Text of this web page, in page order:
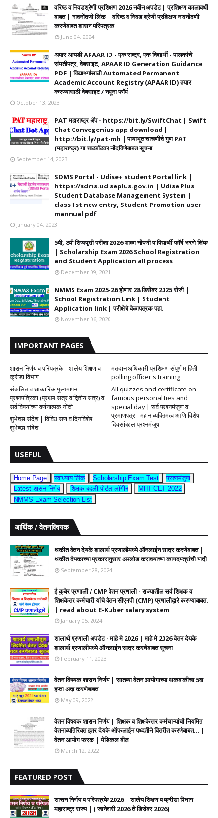
वरिष्ठ व निवडश्रेणी प्रशिक्षण 2026 नवीन अपडेट | प्रशिक्षण कालावधी‌
बाबत | नावनोंदणी लिंक | वरिष्ठ व निवड श्रेणी प्रशिक्षण नावनोंदणी
करणेबाबत शासन परिपत्रक
June 04, 2024
अपार आयडी APAAR ID - एक राष्ट्र, एक विद्यार्थी - पालकांचे
संमतीपत्र, वेबसाइट, APAAR ID Generation Guidance
PDF | विद्यार्थ्यासाठी Automated Permanent
Academic Account Registry (APAAR ID) तयार
करण्यासाठी वेबसाइट / नमूना फॉर्म
October 13, 2023
PAT महाराष्ट्र ॲप - https://bit.ly/SwiftChat | Swift
Chat Convegenius app download |
http://bit.ly/pat-mh | पायाभूत चाचणीचे गुण PAT
(महाराष्ट्र) या चाटबॉटवर नोंदविणेबाबत सूचना
September 14, 2023
SDMS Portal - Udise+ student Portal link |
https://sdms.udiseplus.gov.in | Udise Plus
Student Database Management System |
class 1st new entry, Student Promotion user
mannual pdf
January 04, 2023
5वी, 8वी शिष्यवृत्ती परीक्षा 2026 शाळा नोंदणी व विद्यार्थी फॉर्म भरणे लिंक
| Scholarship Exam 2026 School Registration
and Student Application all process
December 09, 2021
NMMS Exam 2025-26 होणार 28 डिसेंबर 2025 रोजी |
School Registration Link | Student
Application link | परीक्षेचे वेळापत्रक पहा.
November 06, 2020
IMPORTANT PAGES
शासन निर्णय व परिपत्रके - शालेय शिक्षण व
क्रीडा विभाग
मतदान अधिकारी प्रशिक्षण संपूर्ण माहिती |
polling officer's training
संकलित व आकारिक मूल्यमापन
प्रश्नपत्रिका (प्रथम सत्र व द्वितीय सत्र) व
सर्व विषयांच्या वर्णनात्मक नोंदी
All quizzes and certificate on
famous personalities and
special day | सर्व प्रश्नमंजुषा व
प्रमाणपत्र - महान व्यक्तिमत्व आणि विशेष
दिवसांबद्दल प्रश्नमंजुषा
शुभेच्छा संदेश | विविध सण व दिनविशेष
शुभेच्छा संदेश
USEFUL
Home Page स्वाध्याय लिंक Scholarship Exam Test
प्रश्नमंजुषा
Latest शासन निर्णय
शिक्षक बदली पोर्टल लॉगीन
MHT-CET 2022
NMMS Exam Selection List
आर्थिक / वेतनविषयक
थकीत वेतन देयके शालार्थ प्रणालीमध्ये ऑनलाईन सादर करणेबाबत |
थकीत देयकाच्या प्रकारानुसार अपलोड करावयाच्या कागदपत्रांची यादी
September 28, 2024
ई कुबेर प्रणाली / CMP वेतन प्रणाली - राज्यातील सर्व शिक्षक व
शिक्षकेतर कर्मचारी यांचे वेतन सीएमपी (CMP) प्रणालीद्वारे करण्याबाबत.
| read about E-Kuber salary system
January 05, 2024
शालार्थ प्रणाली अपडेट - माहे मे 2026 | माहे मे 2026 वेतन देयके
शालार्थ प्रणालीमध्ये ऑनलाईन सादर करणेबाबत सूचना
February 11, 2023
वेतन विषयक शासन निर्णय | सातव्या वेतन आयोगाच्या थकबाकीचा 5वा
हप्ता अदा करणेबाबत
May 09, 2022
वेतन विषयक शासन निर्णय | शिक्षक व शिक्षकेत्तर कर्मचाऱ्यांची नियमित
वेतनाव्यतिरिक्त इतर देयके ऑफलाईन पध्दतीने वितरीत करणेबाबत... |
वेतन आयोग फरक | मेडिकल बील
March 12, 2022
FEATURED POST
शासन निर्णय व परिपत्रके 2026 | शालेय शिक्षण व क्रीडा विभाग
महाराष्ट्र राज्य | ( जानेवारी 2026 ते डिसेंबर 2026)